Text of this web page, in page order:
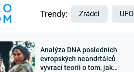
Výročí
Trendy: Zrádci UFO
Analýza DNA posledních
evropských neandrtálců
vyvrací teorii o tom, jak